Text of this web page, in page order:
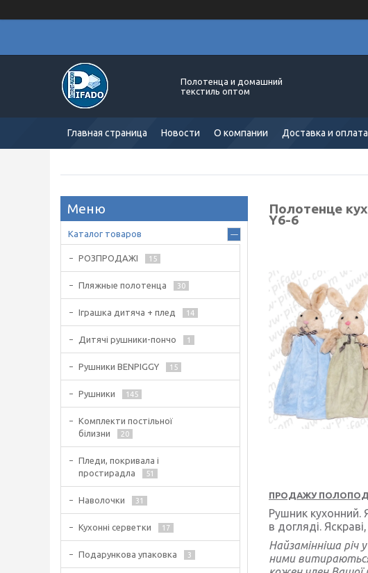
Полотенца и домашний
текстиль оптом
Главная страница Новости О компании Доставка и оплата
Полотенце
Y6-6
ПРОДАЖУ
Рушник кухонний.
в догляді.
Найзамінніша
ними
Каталог товаров
РОЗПРОДАЖІ 15
Пляжные полотенца 30
Іграшка дитяча + плед 14
Дитячі рушники-пончо 1
Рушники BENPIGGY 15
Рушники 145
Комплекти постільної
білизни
20
Пледи, покривала і
простирадла
51
Наволочки 31
Кухонні серветки 17
Подарункова упаковка 3